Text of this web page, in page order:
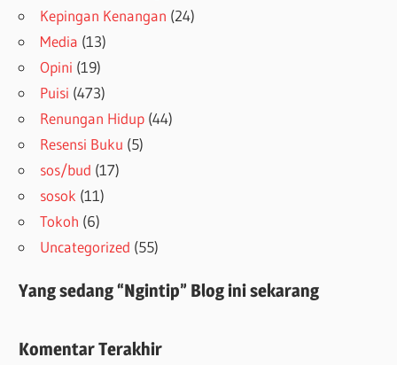
Kepingan Kenangan (24)
Media (13)
Opini (19)
Puisi (473)
Renungan Hidup (44)
Resensi Buku (5)
sos/bud (17)
sosok (11)
Tokoh (6)
Uncategorized (55)
Yang sedang “Ngintip” Blog ini sekarang
Komentar Terakhir